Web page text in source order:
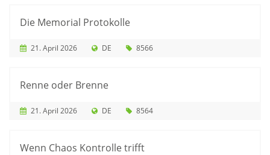
Die Memorial Protokolle
21. April 2026 DE 8566
Renne oder Brenne
21. April 2026 DE 8564
Wenn Chaos Kontrolle trifft